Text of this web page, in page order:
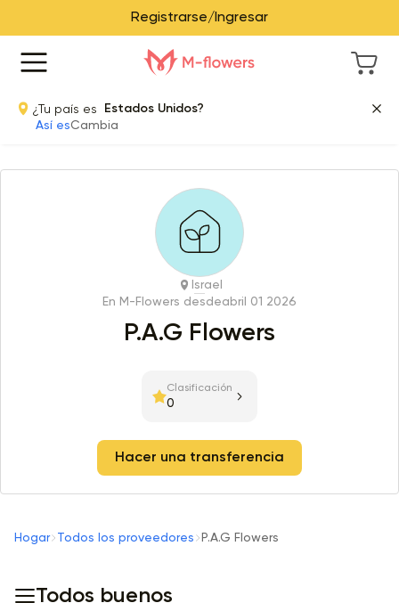
Registrarse/Ingresar
¿Tu país es
Estados Unidos?
Así esCambia
Israel
En M-Flowers desdeabril 01 2026
P.A.G Flowers
Clasificación
0
Hacer una transferencia
Hogar Todos los proveedores P.A.G Flowers
Todos buenos